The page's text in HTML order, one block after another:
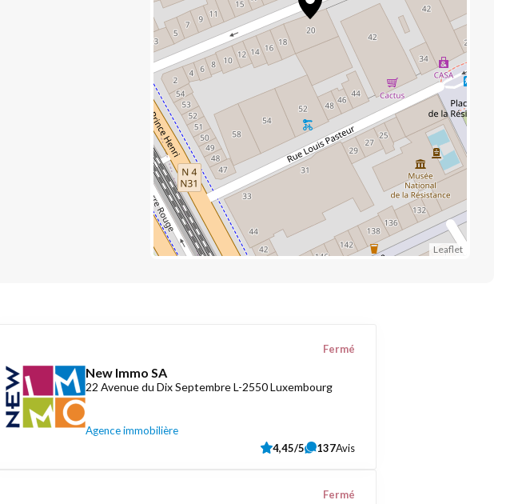
Leaflet
New Immo SA
22 Avenue du Dix Septembre L-2550 Luxembourg
Agence immobilière
Fermé
4,45/5 137Avis
Fermé